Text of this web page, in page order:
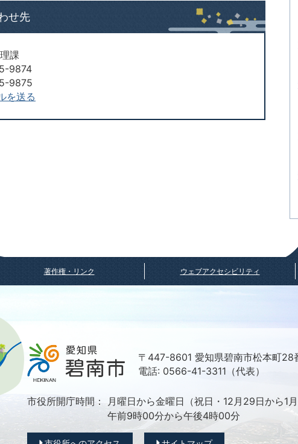
せ先
課
9874
9875
を送る
著作権・リンク ウェブアクセシビリティ
〒447-8601 愛知県碧南市松本町28
電話: 0566-41-3311（代表）
市役所開庁時間：
月曜日から金曜日（祝日・12月29日から1月
午前9時00分から午後4時00分